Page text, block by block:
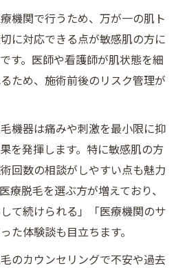
機関で行うため、万が一の肌ト
に対応できる点が敏感肌の方に
す。医師や看護師が肌状態を細
ため、施術前後のリスク管理が
機器は痛みや刺激を最小限に抑
を発揮します。特に敏感肌の方
回数の相談がしやすい点も魅力
療脱毛を選ぶ方が増えており、
て続けられる」「医療機関のサ
た体験談も目立ちます。
のカウンセリングで不安や過去